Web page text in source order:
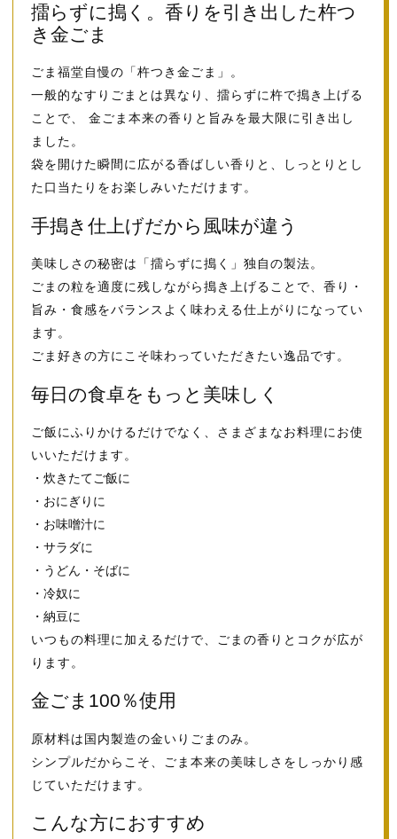
擂らずに搗く。香りを引き出した杵つ
き金ごま
ごま福堂自慢の「杵つき金ごま」。
一般的なすりごまとは異なり、擂らずに杵で搗き上げる
ことで、 金ごま本来の香りと旨みを最大限に引き出し
ました。
袋を開けた瞬間に広がる香ばしい香りと、しっとりとし
た口当たりをお楽しみいただけます。
手搗き仕上げだから風味が違う
美味しさの秘密は「擂らずに搗く」独自の製法。
ごまの粒を適度に残しながら搗き上げることで、香り・
旨み・食感をバランスよく味わえる仕上がりになってい
ます。
ごま好きの方にこそ味わっていただきたい逸品です。
毎日の食卓をもっと美味しく
ご飯にふりかけるだけでなく、さまざまなお料理にお使
いいただけます。
・炊きたてご飯に
・おにぎりに
・お味噌汁に
・サラダに
・うどん・そばに
・冷奴に
・納豆に
いつもの料理に加えるだけで、ごまの香りとコクが広が
ります。
金ごま100％使用
原材料は国内製造の金いりごまのみ。
シンプルだからこそ、ごま本来の美味しさをしっかり感
じていただけます。
こんな方におすすめ